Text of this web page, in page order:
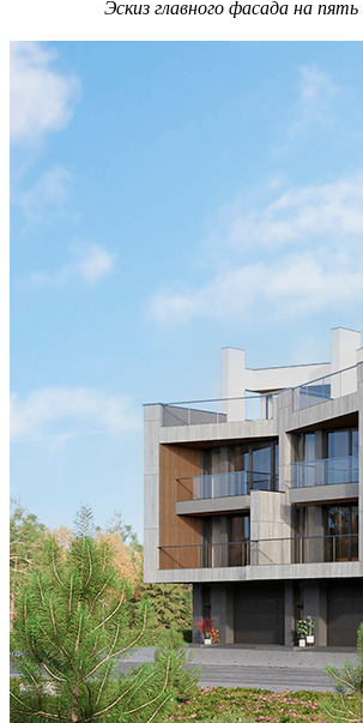
Эскиз главного фасада на